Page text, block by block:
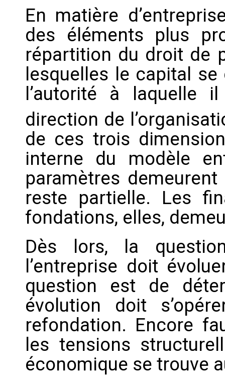
En matière
des éléments plus
répartition du droit de
lesquelles le capital
l’autorité à laquelle
direction de
de ces trois
interne du modèle
paramètres
reste partielle. Les
fondations, elles,
Dès lors, la
l’entreprise doit
question est de
évolution doit
refondation. Encore
les tensions
économique se trouve